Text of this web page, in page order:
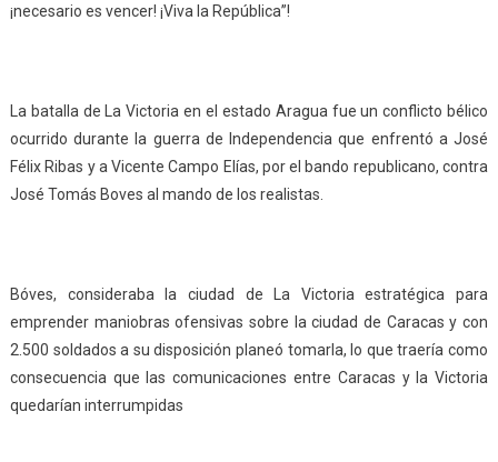
¡necesario es vencer! ¡Viva la República”!
La batalla de La Victoria en el estado Aragua fue un conflicto bélico
ocurrido durante la guerra de Independencia que enfrentó a José
Félix Ribas y a Vicente Campo Elías, por el bando republicano, contra
José Tomás Boves al mando de los realistas.
Bóves, consideraba la ciudad de La Victoria estratégica para
emprender maniobras ofensivas sobre la ciudad de Caracas y con
2.500 soldados a su disposición planeó tomarla, lo que traería como
consecuencia que las comunicaciones entre Caracas y la Victoria
quedarían interrumpidas